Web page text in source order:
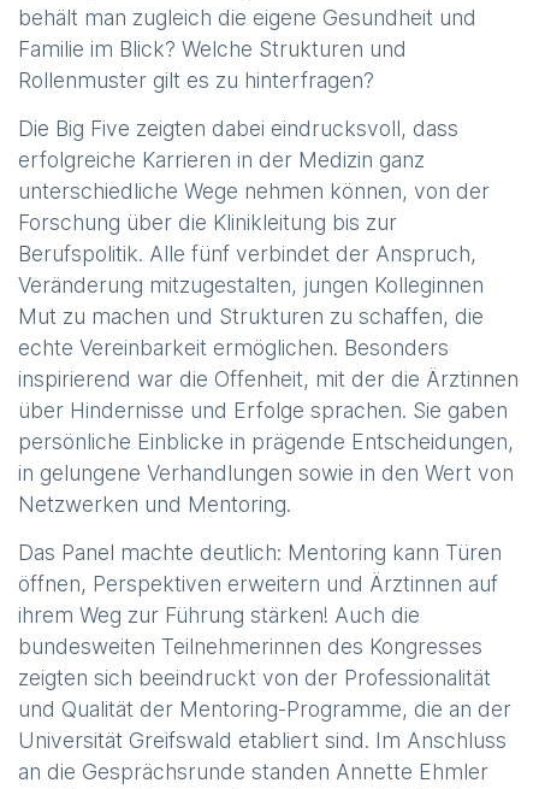
behält man zugleich die eigene Gesundheit und
Familie im Blick? Welche Strukturen und
Rollenmuster gilt es zu hinterfragen?
Die Big Five zeigten dabei eindrucksvoll, dass
erfolgreiche Karrieren in der Medizin ganz
unterschiedliche Wege nehmen können, von der
Forschung über die Klinikleitung bis zur
Berufspolitik. Alle fünf verbindet der Anspruch,
Veränderung mitzugestalten, jungen Kolleginnen
Mut zu machen und Strukturen zu schaffen, die
echte Vereinbarkeit ermöglichen. Besonders
inspirierend war die Offenheit, mit der die Ärztinnen
über Hindernisse und Erfolge sprachen. Sie gaben
persönliche Einblicke in prägende Entscheidungen,
in gelungene Verhandlungen sowie in den Wert von
Netzwerken und Mentoring.
Das Panel machte deutlich: Mentoring kann Türen
öffnen, Perspektiven erweitern und Ärztinnen auf
ihrem Weg zur Führung stärken! Auch die
bundesweiten Teilnehmerinnen des Kongresses
zeigten sich beeindruckt von der Professionalität
und Qualität der Mentoring-Programme, die an der
Universität Greifswald etabliert sind. Im Anschluss
an die Gesprächsrunde standen Annette Ehmler